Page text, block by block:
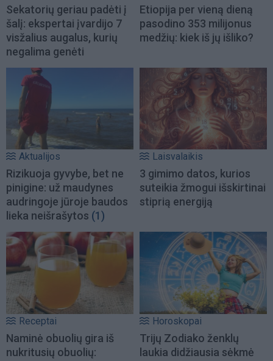
Sekatorių geriau padėti į
šalį: ekspertai įvardijo 7
visžalius augalus, kurių
negalima genėti
Etiopija per vieną dieną
pasodino 353 milijonus
medžių: kiek iš jų išliko?
Aktualijos
Rizikuoja gyvybe, bet ne
pinigine: už maudynes
audringoje jūroje baudos
lieka neišrašytos (1)
Laisvalaikis
3 gimimo datos, kurios
suteikia žmogui išskirtinai
stiprią energiją
Receptai
Naminė obuolių gira iš
nukritusių obuolių:
Horoskopai
Trijų Zodiako ženklų
laukia didžiausia sėkmė